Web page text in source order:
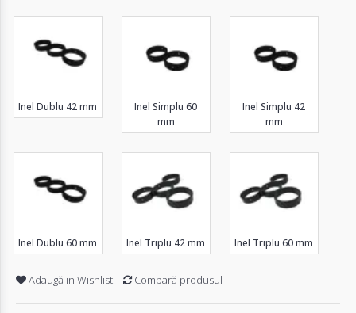
Inel Dublu 42 mm
Inel Simplu 60
mm
Inel Simplu 42
mm
Inel Dublu 60 mm Inel Triplu 42 mm Inel Triplu 60 mm
Adaugă in Wishlist Compară produsul